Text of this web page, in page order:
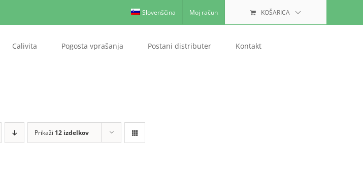
Slovenščina Moj račun KOŠARICA
Calivita Pogosta vprašanja Postani distributer Kontakt
Prikaži 12 izdelkov